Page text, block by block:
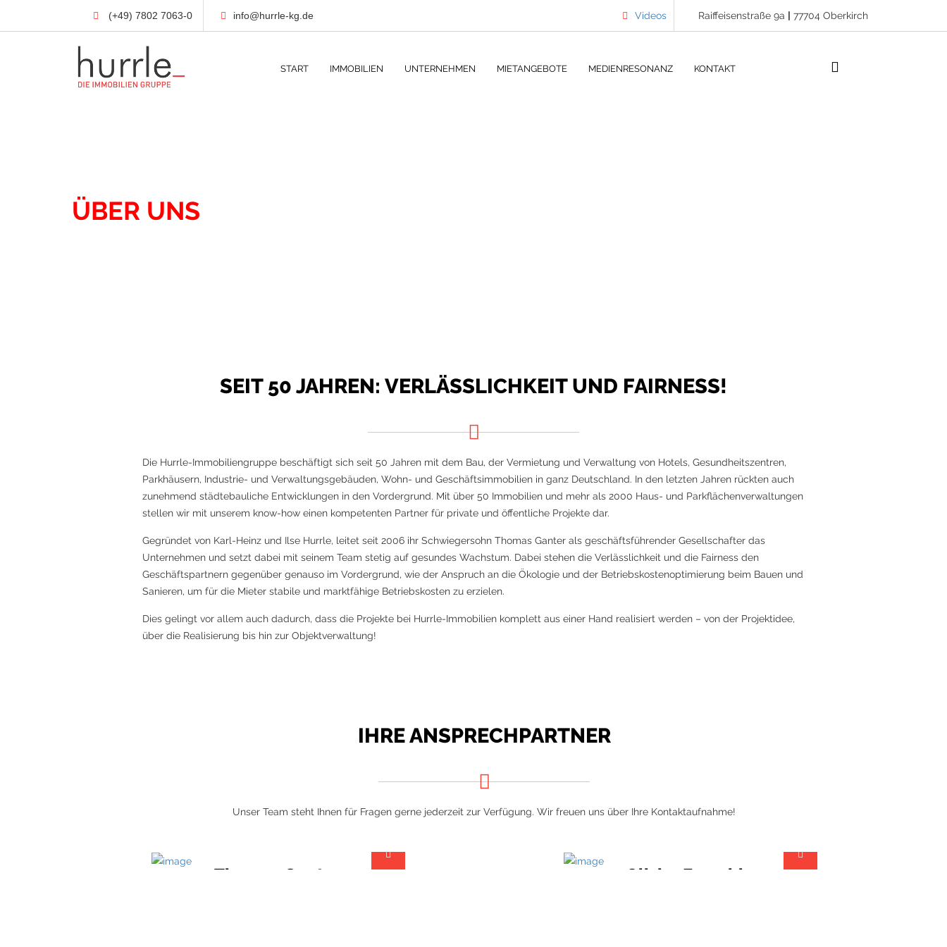
(+49) 7802 7063-0 info@hurrle-kg.de Videos Raiffeisenstraße 9a | 77704 Oberkirch
START IMMOBILIEN UNTERNEHMEN MIETANGEBOTE MEDIENRESONANZ KONTAKT
ÜBER UNS
SEIT 50 JAHREN: VERLÄSSLICHKEIT UND FAIRNESS!
Die Hurrle-Immobiliengruppe beschäftigt sich seit 50 Jahren mit dem Bau, der Vermietung und Verwaltung von Hotels, Gesundheitszentren,
Parkhäusern, Industrie- und Verwaltungsgebäuden, Wohn- und Geschäftsimmobilien in ganz Deutschland. In den letzten Jahren rückten auch
zunehmend städtebauliche Entwicklungen in den Vordergrund. Mit über 50 Immobilien und mehr als 2000 Haus- und Parkflächenverwaltungen
stellen wir mit unserem know-how einen kompetenten Partner für private und öffentliche Projekte dar.
Gegründet von Karl-Heinz und Ilse Hurrle, leitet seit 2006 ihr Schwiegersohn Thomas Ganter als geschäftsführender Gesellschafter das
Unternehmen und setzt dabei mit seinem Team stetig auf gesundes Wachstum. Dabei stehen die Verlässlichkeit und die Fairness den
Geschäftspartnern gegenüber genauso im Vordergrund, wie der Anspruch an die Ökologie und der Betriebskostenoptimierung beim Bauen und
Sanieren, um für die Mieter stabile und marktfähige Betriebskosten zu erzielen.
Dies gelingt vor allem auch dadurch, dass die Projekte bei Hurrle-Immobilien komplett aus einer Hand realisiert werden – von der Projektidee,
über die Realisierung bis hin zur Objektverwaltung!
IHRE ANSPRECHPARTNER
Unser Team steht Ihnen für Fragen gerne jederzeit zur Verfügung. Wir freuen uns über Ihre Kontaktaufnahme!
Thomas Ganter Olivier Forschle